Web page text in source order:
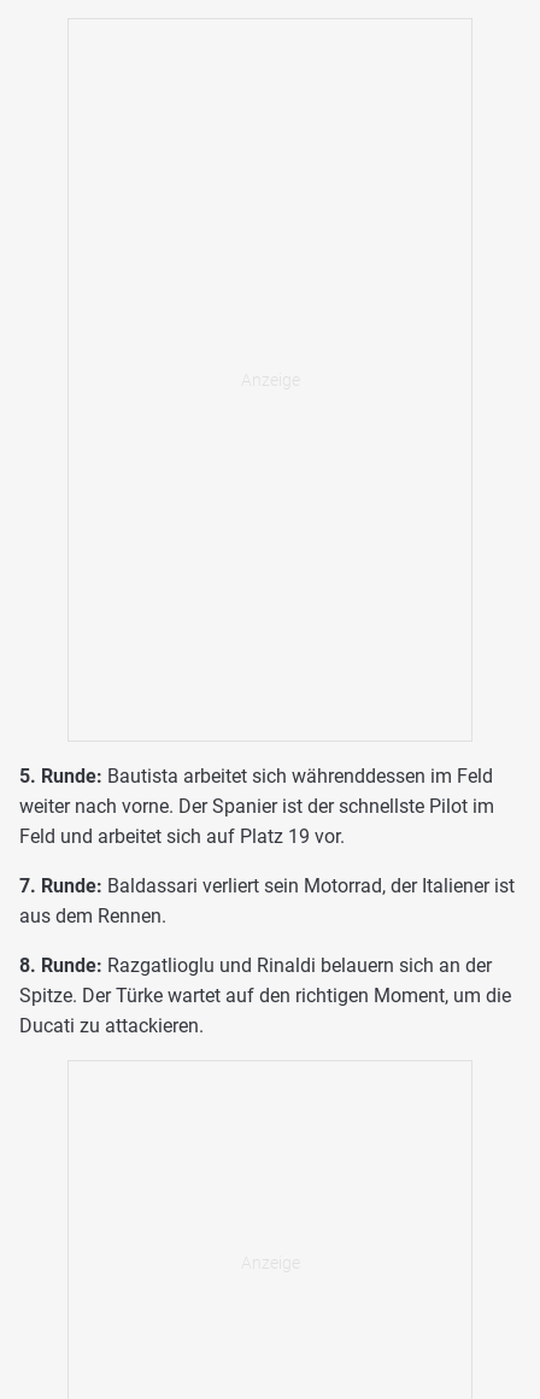
5. Runde: Bautista arbeitet sich währenddessen im Feld
weiter nach vorne. Der Spanier ist der schnellste Pilot im
Feld und arbeitet sich auf Platz 19 vor.
7. Runde: Baldassari verliert sein Motorrad, der Italiener ist
aus dem Rennen.
8. Runde: Razgatlioglu und Rinaldi belauern sich an der
Spitze. Der Türke wartet auf den richtigen Moment, um die
Ducati zu attackieren.